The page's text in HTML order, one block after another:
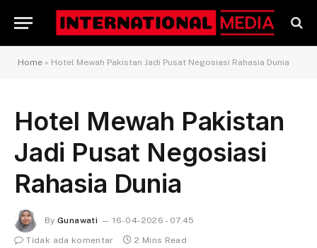
Home » Hotel Mewah Pakistan Jadi Pusat Negosiasi Rahasia Dunia
Hotel Mewah Pakistan
Jadi Pusat Negosiasi
Rahasia Dunia
By Gunawati
16-04-2026 - 07.45
Tidak ada komentar
2 Mins Read